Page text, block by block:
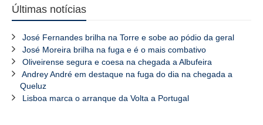
Últimas notícias
José Fernandes brilha na Torre e sobe ao pódio da geral
José Moreira brilha na fuga e é o mais combativo
Oliveirense segura e coesa na chegada a Albufeira
Andrey André em destaque na fuga do dia na chegada a
Queluz
Lisboa marca o arranque da Volta a Portugal